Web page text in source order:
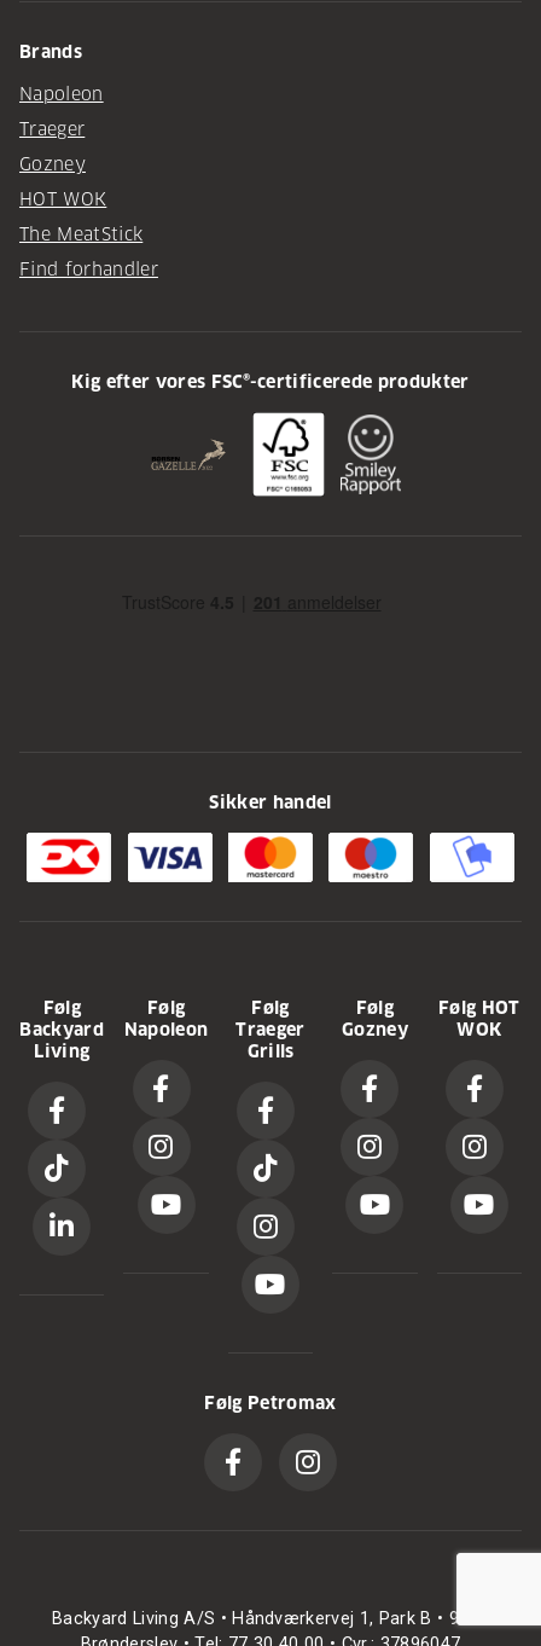
Brands
Napoleon
Traeger
Gozney
HOT WOK
The MeatStick
Find forhandler
Kig efter vores FSC®-certificerede produkter
Sikker handel
Følg
Backyard
Living
Følg
Napoleon
Følg
Traeger
Grills
Følg
Gozney
Følg HOT
WOK
Følg Petromax
Backyard Living A/S • Håndværkervej 1, Park B • 9700